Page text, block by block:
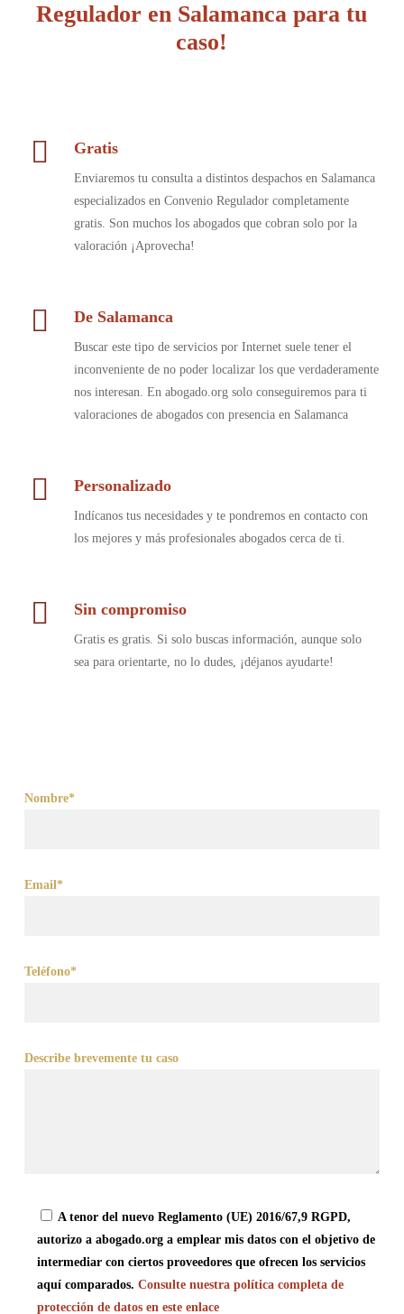
Regulador en Salamanca para tu
caso!
Gratis
Enviaremos tu consulta a distintos despachos en Salamanca
especializados en Convenio Regulador completamente
gratis. Son muchos los abogados que cobran solo por la
valoración ¡Aprovecha!
De Salamanca
Buscar este tipo de servicios por Internet suele tener el
inconveniente de no poder localizar los que verdaderamente
nos interesan. En abogado.org solo conseguiremos para ti
valoraciones de abogados con presencia en Salamanca
Personalizado
Indícanos tus necesidades y te pondremos en contacto con
los mejores y más profesionales abogados cerca de ti.
Sin compromiso
Gratis es gratis. Si solo buscas información, aunque solo
sea para orientarte, no lo dudes, ¡déjanos ayudarte!
Nombre*
Email*
Teléfono*
Describe brevemente tu caso
A tenor del nuevo Reglamento (UE) 2016/67,9 RGPD,
autorizo a abogado.org a emplear mis datos con el objetivo de
intermediar con ciertos proveedores que ofrecen los servicios
aquí comparados. Consulte nuestra política completa de
protección de datos en este enlace